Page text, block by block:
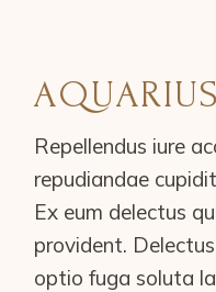
Repellendus iure
repudiandae
Ex eum delectus
provident.
optio fuga soluta